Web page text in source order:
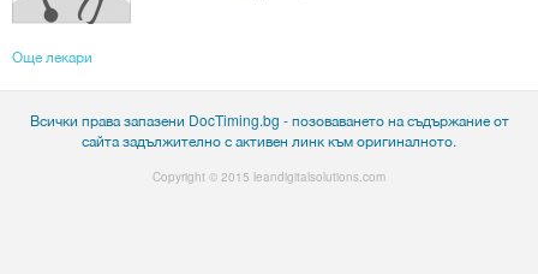
Още лекари
Всички права запазени DocTiming.bg - позоваването на съдържание от
сайта задължително с активен линк към оригиналното.
Copyright © 2015 leandigitalsolutions.com